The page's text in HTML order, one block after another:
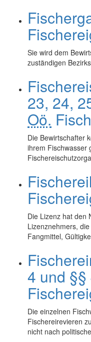
Sie wird dem
zuständigen
23, 24,
Oö.
Die Bewirtschafter
ihrem Fischwasser
Die Lizenz hat den
Lizenznehmers,
Fangmittel,
4 und §§
Die einzelnen
Fischereirevieren
nicht nach